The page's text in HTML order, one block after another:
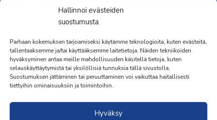
Hallinnoi evästeiden
suostumusta
Parhaan kokemuksen tarjoamiseksi käytämme teknologioita, kuten evästeitä,
tallentaaksemme ja/tai käyttääksemme laitetietoja. Näiden tekniikoiden
hyväksyminen antaa meille mahdollisuuden käsitellä tietoja, kuten
selauskäyttäytymistä tai yksilöllisiä tunnuksia tällä sivustolla.
Suostumuksen jättäminen tai peruuttaminen voi vaikuttaa haitallisesti
tiettyihin ominaisuuksiin ja toimintoihin.
Hyväksy
Saavutettavuusseloste »
Toiminnanjohtaja
Kimmo Järvinen
Terveydenhoitaja
041 501 4176